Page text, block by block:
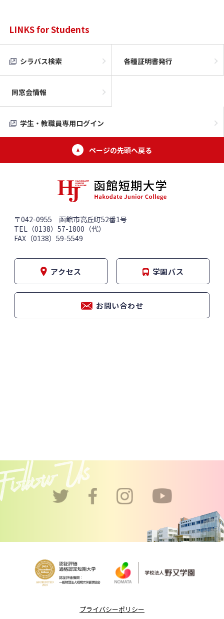
LINKS for Students
シラバス検索 各種証明書発行
同窓会情報
学生・教職員専用ログイン
ページの先頭へ戻る
〒042-0955 函館市高丘町52番1号
TEL（0138）57-1800（代）
FAX（0138）59-5549
アクセス 学園バス
お問い合わせ
プライバシーポリシー